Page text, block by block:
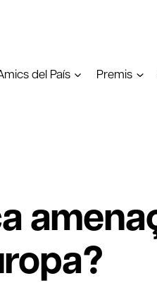
del País Premis